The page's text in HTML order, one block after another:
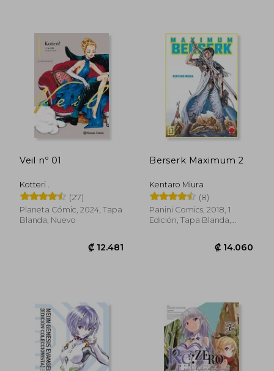
₡ 13.582
₡
Veil nº 01
Kotteri .
(27)
Planeta Cómic, 2024, Tapa
Blanda, Nuevo
Berserk Maximum 2
Kentaro Miura
(8)
Panini Comics, 2018, 1
Edición, Tapa Blanda,